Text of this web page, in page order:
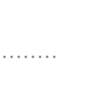
＊＊＊＊＊＊＊